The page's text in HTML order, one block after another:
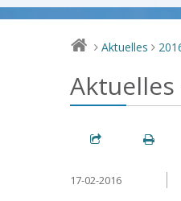
> Aktuelles >
Aktuelles
17-02-2016